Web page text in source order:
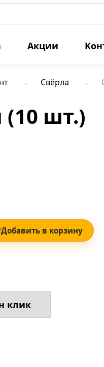
Акции
Свёрла
шт.)
Добавить в корзину
клик